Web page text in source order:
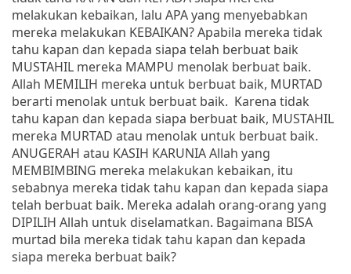
melakukan kebaikan, lalu APA yang menyebabkan
mereka melakukan KEBAIKAN? Apabila mereka tidak
tahu kapan dan kepada siapa telah berbuat baik
MUSTAHIL mereka MAMPU menolak berbuat baik.
Allah MEMILIH mereka untuk berbuat baik, MURTAD
berarti menolak untuk berbuat baik. Karena tidak
tahu kapan dan kepada siapa berbuat baik, MUSTAHIL
mereka MURTAD atau menolak untuk berbuat baik.
ANUGERAH atau KASIH KARUNIA Allah yang
MEMBIMBING mereka melakukan kebaikan, itu
sebabnya mereka tidak tahu kapan dan kepada siapa
telah berbuat baik. Mereka adalah orang-orang yang
DIPILIH Allah untuk diselamatkan. Bagaimana BISA
murtad bila mereka tidak tahu kapan dan kepada
siapa mereka berbuat baik?